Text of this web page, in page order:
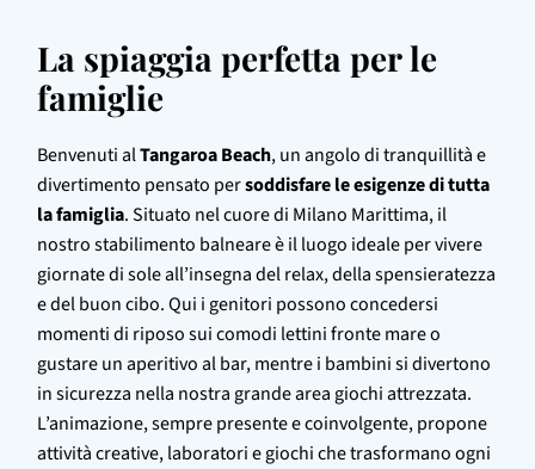
La spiaggia perfetta per le
famiglie
Benvenuti alTangaroa Beach, un angolo di tranquillità e
divertimento pensato persoddisfare le esigenze di tutta
la famiglia. Situato nel cuore di Milano Marittima, il
nostro stabilimento balneare è il luogo ideale per vivere
giornate di sole all’insegna del relax, della spensieratezza
e del buon cibo. Qui i genitori possono concedersi
momenti di riposo sui comodi lettini fronte mare o
gustare un aperitivo al bar, mentre i bambini si divertono
in sicurezza nella nostra grande area giochi attrezzata.
L’animazione, sempre presente e coinvolgente, propone
attività creative, laboratori e giochi che trasformano ogni